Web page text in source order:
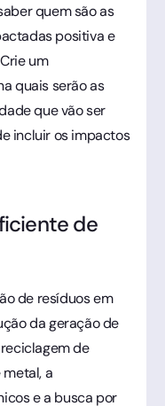
quem são as
positiva e
um
quais serão as
que vão ser
incluir os impactos
de
de resíduos em
da geração de
de
a
e a busca por